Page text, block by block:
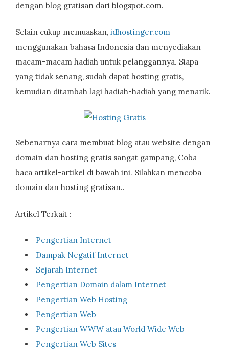
dengan blog gratisan dari blogspot.com.
Selain cukup memuaskan, idhostinger.com
menggunakan bahasa Indonesia dan menyediakan
macam-macam hadiah untuk pelanggannya. Siapa
yang tidak senang, sudah dapat hosting gratis,
kemudian ditambah lagi hadiah-hadiah yang menarik.
Sebenarnya cara membuat blog atau website dengan
domain dan hosting gratis sangat gampang, Coba
baca artikel-artikel di bawah ini. Silahkan mencoba
domain dan hosting gratisan..
Artikel Terkait :
Pengertian Internet
Dampak Negatif Internet
Sejarah Internet
Pengertian Domain dalam Internet
Pengertian Web Hosting
Pengertian Web
Pengertian WWW atau World Wide Web
Pengertian Web Sites